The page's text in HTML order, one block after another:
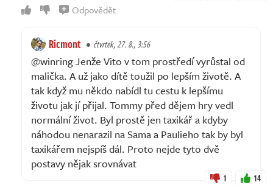
Odpovědět
Ricmont čtvrtek, 27. 8., 3:56
@winring Jenže Vito v tom prostředí vyrůstal od
malička. A už jako dítě toužil po lepším životě. A
tak když mu někdo nabídl tu cestu k lepšímu
životu jak jí přijal. Tommy před dějem hry vedl
normální život. Byl prostě jen taxikář a kdyby
náhodou nenarazil na Sama a Paulieho tak by byl
taxikářem nejspíš dál. Proto nejde tyto dvě
postavy nějak srovnávat
1 14